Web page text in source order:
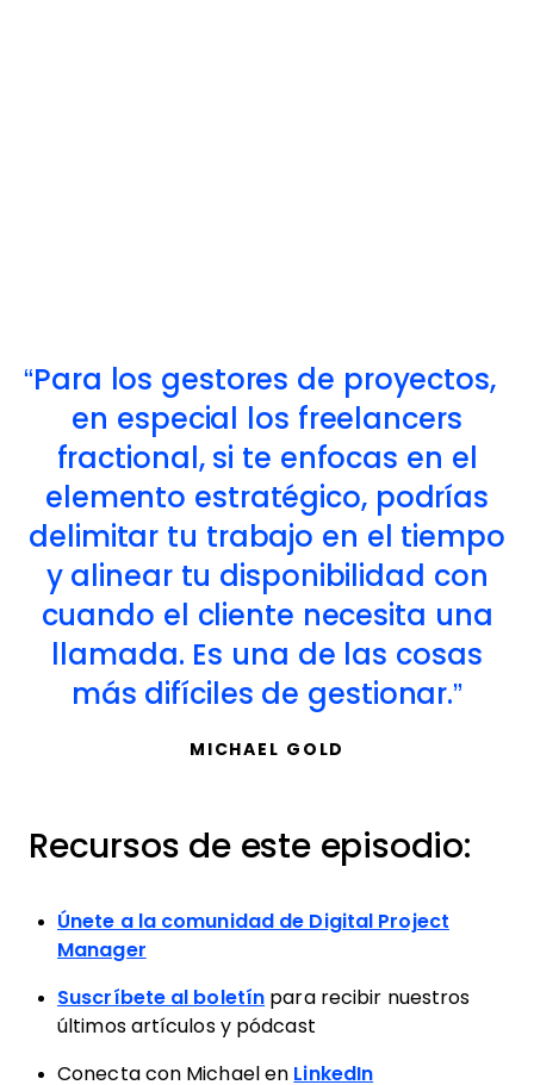
Para los gestores de proyectos,
en especial los freelancers
fractional, si te enfocas en el
elemento estratégico, podrías
delimitar tu trabajo en el tiempo
y alinear tu disponibilidad con
cuando el cliente necesita una
llamada. Es una de las cosas
más difíciles de gestionar.
MICHAEL GOLD
Recursos de este episodio:
Únete a la comunidad de Digital Project
Manager
Suscríbete al boletín para recibir nuestros
últimos artículos y pódcast
Conecta con Michael en LinkedIn